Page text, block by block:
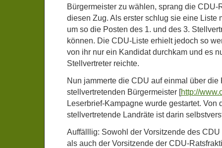
Bürgermeister zu wählen, sprang die CDU-
diesen Zug. Als erster schlug sie eine Liste
um so die Posten des 1. und des 3.
können. Die CDU-Liste erhielt jedoch so
von ihr nur ein Kandidat durchkam und es
Stellvertreter reichte.
Nun jammerte die CDU auf einmal über die
stellvertretenden Bürgermeister [http://
Leserbrief-Kampagne wurde gestartet. Von
stellvertretende Landräte ist darin
Auffälllig: Sowohl der Vorsitzende des
als auch der Vorsitzende der CDU-